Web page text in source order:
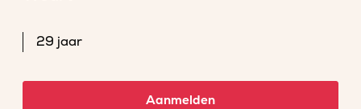
29 jaar
Aanmelden